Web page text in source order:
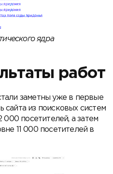
ядра
работ
заметны уже в первые
сайта из поисковых систем
000 посетителей, а затем
11 000 посетителей в